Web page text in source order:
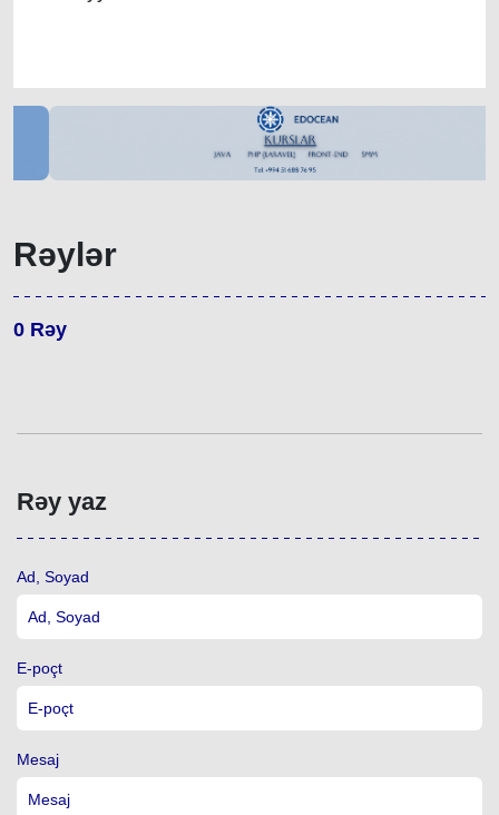
Rəylər
0 Rəy
Rəy yaz
Ad, Soyad
E-poçt
Mesaj